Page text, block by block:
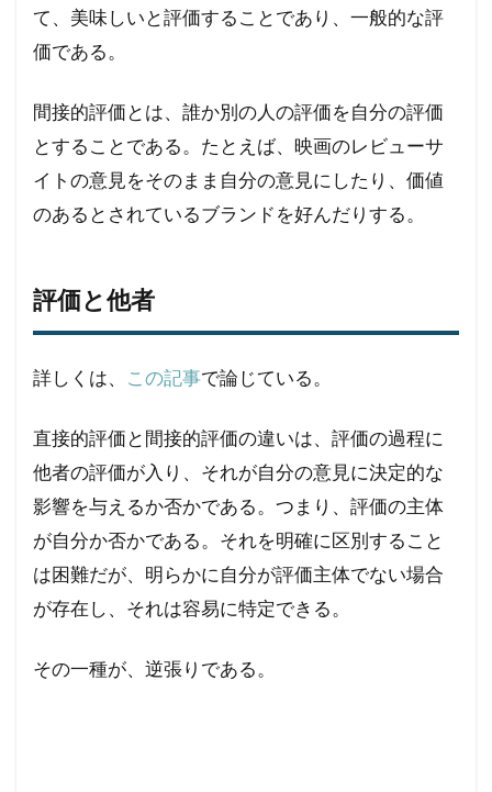
て、美味しいと評価することであり、一般的な評
価である。
間接的評価とは、誰か別の人の評価を自分の評価
とすることである。たとえば、映画のレビューサ
イトの意見をそのまま自分の意見にしたり、価値
のあるとされているブランドを好んだりする。
評価と他者
詳しくは、 この記事で論じている。
直接的評価と間接的評価の違いは、評価の過程に
他者の評価が入り、それが自分の意見に決定的な
影響を与えるか否かである。つまり、評価の主体
が自分か否かである。それを明確に区別すること
は困難だが、明らかに自分が評価主体でない場合
が存在し、それは容易に特定できる。
その一種が、逆張りである。